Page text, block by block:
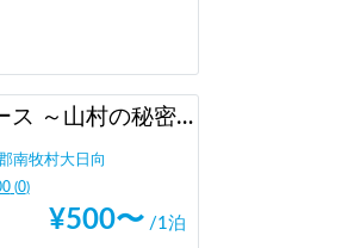
大仁田ベース ～山村の秘密基地～
南牧村大日向
(0)
¥500〜 /1泊